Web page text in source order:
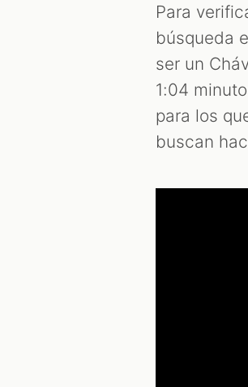
Para
búsqueda
ser un
1:04
para los
buscan